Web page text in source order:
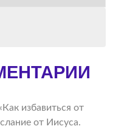
избавиться от
от Иисуса.